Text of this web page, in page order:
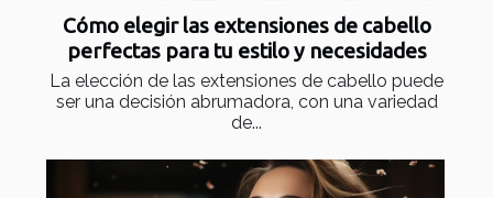
Cómo elegir las extensiones de cabello
perfectas para tu estilo y necesidades
La elección de las extensiones de cabello puede
ser una decisión abrumadora, con una variedad
de...